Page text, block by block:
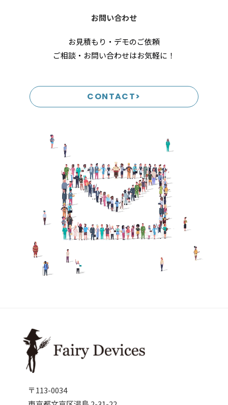
お問い合わせ
お見積もり・デモのご依頼
ご相談・お問い合わせはお気軽に！
CONTACT>
〒113-0034